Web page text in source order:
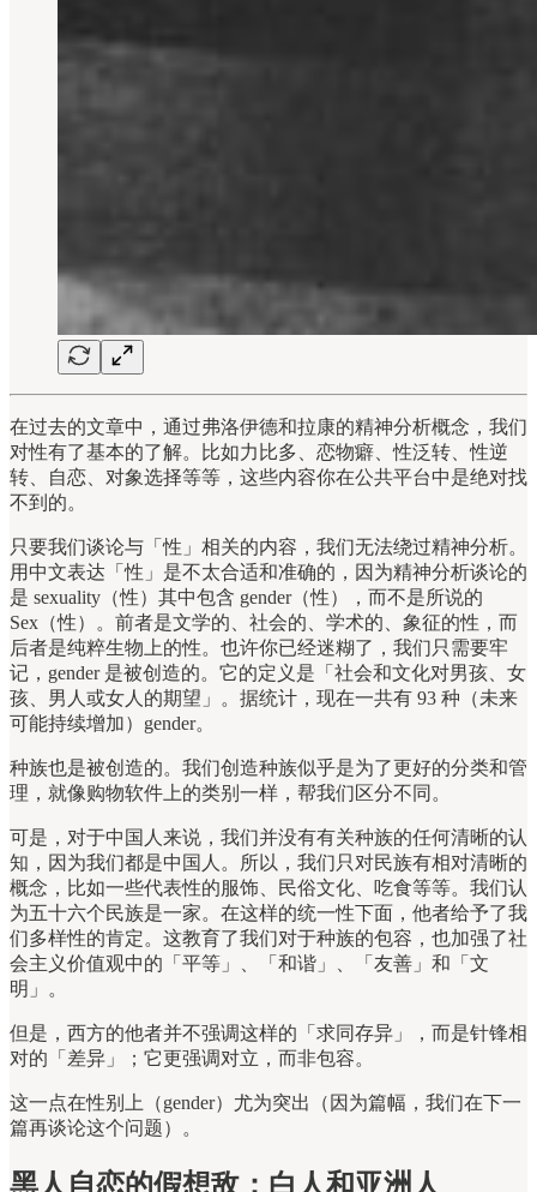
在过去的文章中，通过弗洛伊德和拉康的精神分析概念，我们
对性有了基本的了解。比如力比多、恋物癖、性泛转、性逆
转、自恋、对象选择等等，这些内容你在公共平台中是绝对找
不到的。
只要我们谈论与「性」相关的内容，我们无法绕过精神分析。
用中文表达「性」是不太合适和准确的，因为精神分析谈论的
是 sexuality（性）其中包含 gender（性），而不是所说的
Sex（性）。前者是文学的、社会的、学术的、象征的性，而
后者是纯粹生物上的性。也许你已经迷糊了，我们只需要牢
记，gender 是被创造的。它的定义是「社会和文化对男孩、女
孩、男人或女人的期望」。据统计，现在一共有 93 种（未来
可能持续增加）gender。
种族也是被创造的。我们创造种族似乎是为了更好的分类和管
理，就像购物软件上的类别一样，帮我们区分不同。
可是，对于中国人来说，我们并没有有关种族的任何清晰的认
知，因为我们都是中国人。所以，我们只对民族有相对清晰的
概念，比如一些代表性的服饰、民俗文化、吃食等等。我们认
为五十六个民族是一家。在这样的统一性下面，他者给予了我
们多样性的肯定。这教育了我们对于种族的包容，也加强了社
会主义价值观中的「平等」、「和谐」、「友善」和「文
明」。
但是，西方的他者并不强调这样的「求同存异」，而是针锋相
对的「差异」；它更强调对立，而非包容。
这一点在性别上（gender）尤为突出（因为篇幅，我们在下一
篇再谈论这个问题）。
黑人自恋的假想敌：白人和亚洲人